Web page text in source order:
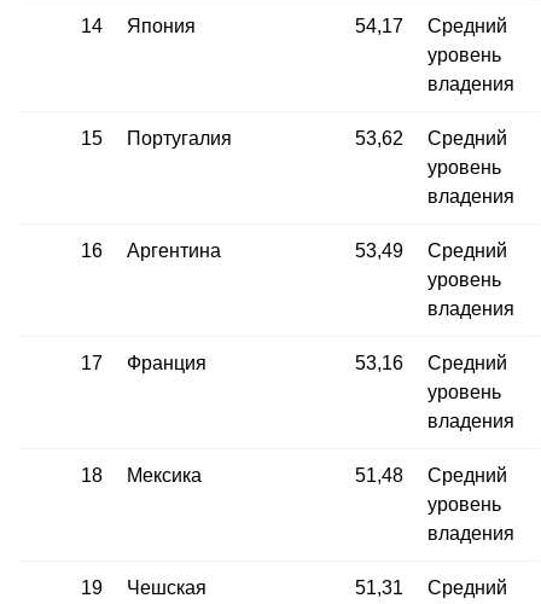
14 Япония 54,17
Средний
уровень
владения
15 Португалия 53,62
Средний
уровень
владения
16 Аргентина 53,49
Средний
уровень
владения
17 Франция 53,16
Средний
уровень
владения
18 Мексика 51,48
Средний
уровень
владения
19
Чешская
51,31
Средний